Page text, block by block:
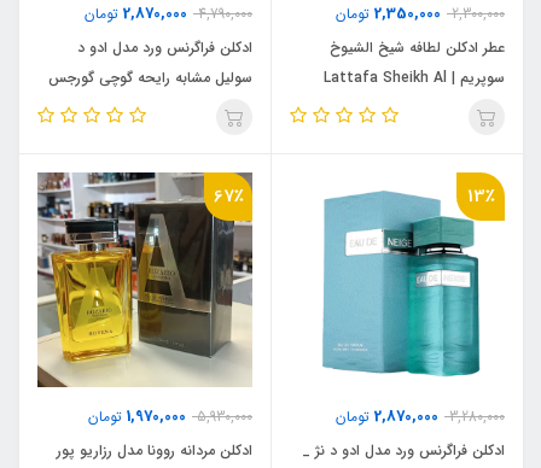
2,300,000
2,350,000 تومان
عطر ادکلن لطافه شیخ الشیوخ
سوپریم | Lattafa Sheikh Al
Shuyukh Supreme
4,790,000
2,870,000 تومان
ادکلن فراگرنس ورد مدل ادو د
سولیل مشابه رایحه گوچی گورجس
گاردنیا ارکید (fragrance world
Orchid Gucci
13٪
3,280,000
2,870,000 تومان
ادکلن فراگرنس ورد مدل ادو د نژ _
67٪
5,930,000
1,970,000 تومان
ادکلن مردانه روونا مدل رزاریو پور